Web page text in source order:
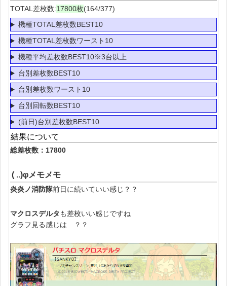
TOTAL差枚数:17800枚(164/377)
機種TOTAL差枚数BEST10
機種TOTAL差枚数ワースト10
機種平均差枚数BEST10※3台以上
台別差枚数BEST10
台別差枚数ワースト10
台別回転数BEST10
(前日)台別差枚数BEST10
結果について
総差枚数：17800
( ..)φメモメモ
炎炎ノ消防隊前日に続いていい感じ？？
マクロスデルタ も差枚いい感じですね
グラフ見る感じは ？？